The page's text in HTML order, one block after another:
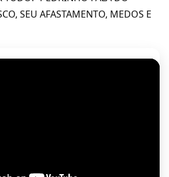
SEU AFASTAMENTO, MEDOS E